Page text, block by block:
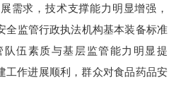
需求，技术支撑能力明显增强，
全监管行政执法机构基本装备标准
队伍素质与基层监管能力明显提
工作进展顺利，群众对食品药品安